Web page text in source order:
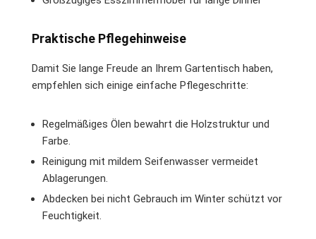
Praktische Pflegehinweise
Damit Sie lange Freude an Ihrem Gartentisch haben,
empfehlen sich einige einfache Pflegeschritte:
Regelmäßiges Ölen bewahrt die Holzstruktur und
Farbe.
Reinigung mit mildem Seifenwasser vermeidet
Ablagerungen.
Abdecken bei nicht Gebrauch im Winter schützt vor
Feuchtigkeit.